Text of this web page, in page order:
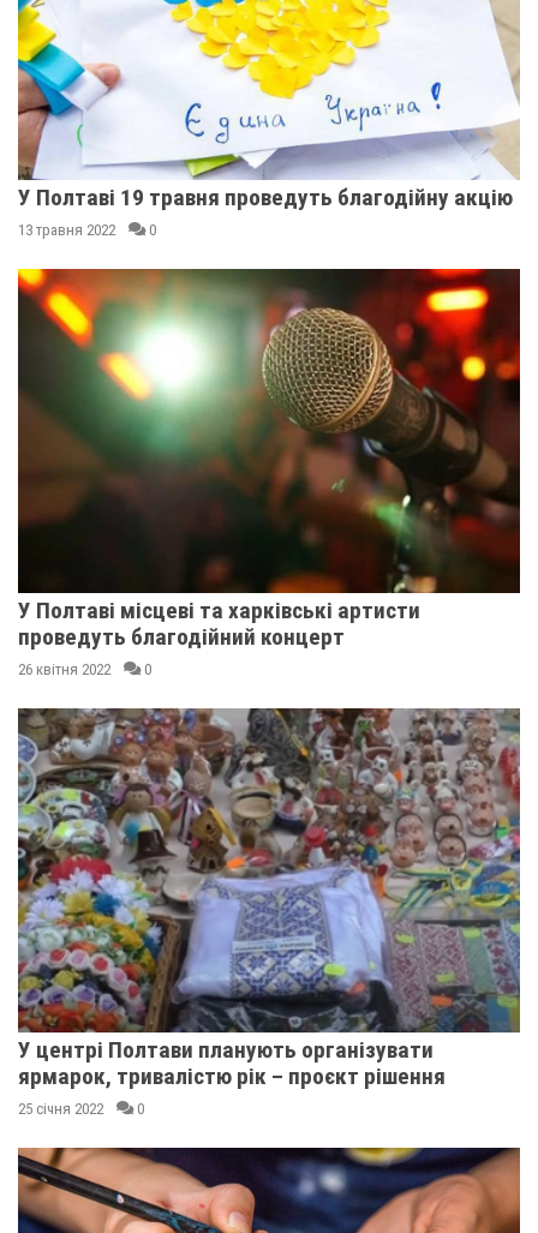
У Полтаві 19 травня проведуть благодійну акцію
13 травня 2022 0
У Полтаві місцеві та харківські артисти
проведуть благодійний концерт
26 квітня 2022 0
У центрі Полтави планують організувати
ярмарок, тривалістю рік – проєкт рішення
25 січня 2022 0